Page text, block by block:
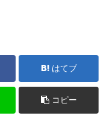
はてブ
コピー